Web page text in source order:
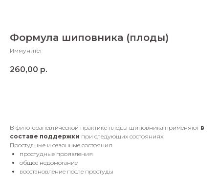
Формула шиповника (плоды)
Иммунитет
260,00 р.
В фитотерапевтической практике плоды шиповника применяют в
составе поддержки при следующих состояниях:
Простудные и сезонные состояния
простудные проявления
общее недомогание
восстановление после простуды